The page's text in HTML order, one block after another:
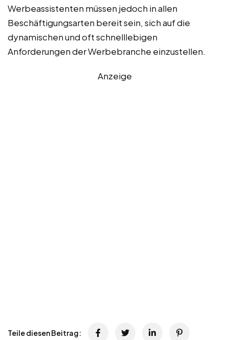
Werbeassistenten müssen jedoch in allen
Beschäftigungsarten bereit sein, sich auf die
dynamischen und oft schnelllebigen
Anforderungen der Werbebranche einzustellen.
Anzeige
Teile diesen Beitrag: